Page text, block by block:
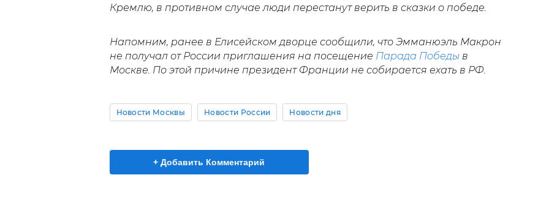
Кремлю, в противном случае люди перестанут верить в сказки о победе.
Напомним, ранее в Елисейском дворце сообщили, что Эмманюэль Макрон
не получал от России приглашения на посещение Парада Победыв
Москве. По этой причине президент Франции не собирается ехать в РФ.
Новости Москвы Новости России Новости дня
+ Добавить Комментарий